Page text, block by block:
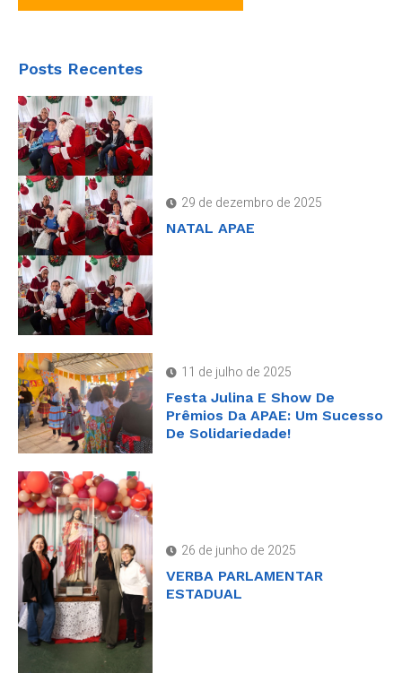
Posts Recentes
29 de dezembro de 2025
NATAL APAE
11 de julho de 2025
Festa Julina E Show De
Prêmios Da APAE: Um Sucesso
De Solidariedade!
26 de junho de 2025
VERBA PARLAMENTAR
ESTADUAL